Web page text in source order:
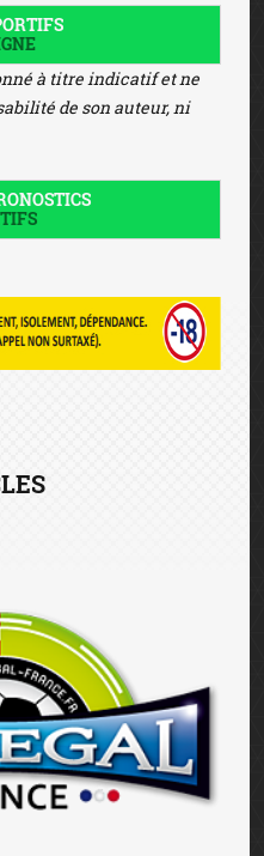
à titre indicatif et ne
de son auteur, ni